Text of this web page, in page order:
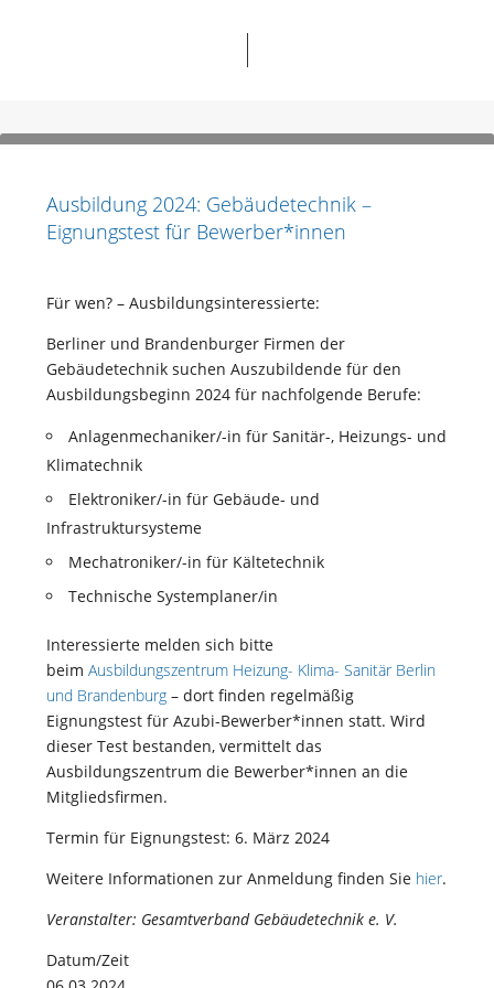
Ausbildung 2024: Gebäudetechnik –
Eignungstest für Bewerber*innen
Für wen? – Ausbildungsinteressierte:
Berliner und Brandenburger Firmen der
Gebäudetechnik suchen Auszubildende für den
Ausbildungsbeginn 2024 für nachfolgende Berufe:
Anlagenmechaniker/-in für Sanitär-, Heizungs- und
Klimatechnik
Elektroniker/-in für Gebäude- und
Infrastruktursysteme
Mechatroniker/-in für Kältetechnik
Technische Systemplaner/in
Interessierte melden sich bitte
beim Ausbildungszentrum Heizung- Klima- Sanitär Berlin
und Brandenburg – dort finden regelmäßig
Eignungstest für Azubi-Bewerber*innen statt. Wird
dieser Test bestanden, vermittelt das
Ausbildungszentrum die Bewerber*innen an die
Mitgliedsfirmen.
Termin für Eignungstest: 6. März 2024
Weitere Informationen zur Anmeldung finden Sie hier.
Veranstalter: Gesamtverband Gebäudetechnik e. V.
Datum/Zeit